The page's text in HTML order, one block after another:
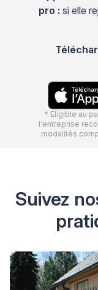
pro : si elle
* Eligible au
l'entreprise
modalités
Suivez